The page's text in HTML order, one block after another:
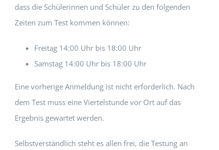
dass die Schülerinnen und Schüler zu den folgenden
Zeiten zum Test kommen können:
Freitag 14:00 Uhr bis 18:00 Uhr
Samstag 14:00 Uhr bis 18:00 Uhr
Eine vorherige Anmeldung ist nicht erforderlich. Nach
dem Test muss eine Viertelstunde vor Ort auf das
Ergebnis gewartet werden.
Selbstverständlich steht es allen frei, die Testung an